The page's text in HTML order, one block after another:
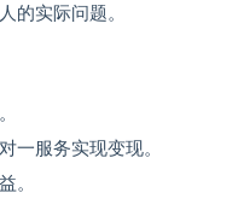
的实际问题。
一服务实现变现。
。